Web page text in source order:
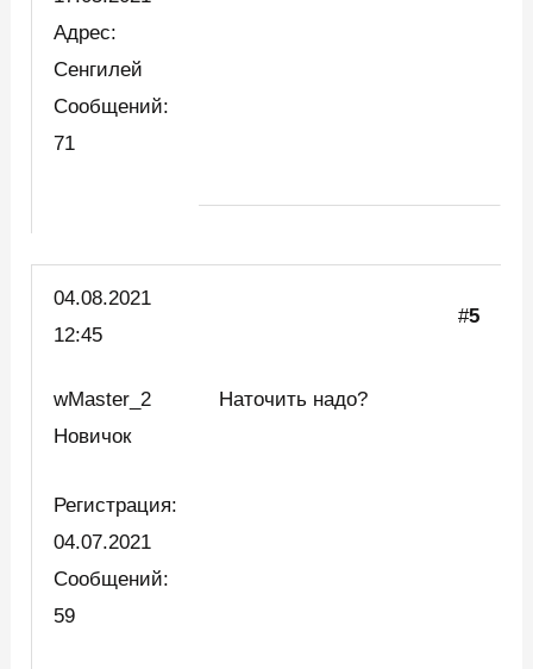
Адрес:
Сенгилей
Сообщений:
71
04.08.2021
12:45
#5
wMaster_2
Новичок
Регистрация:
04.07.2021
Сообщений:
59
Наточить надо?